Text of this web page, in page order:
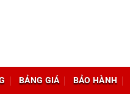
BẢNG GIÁ BẢO HÀNH